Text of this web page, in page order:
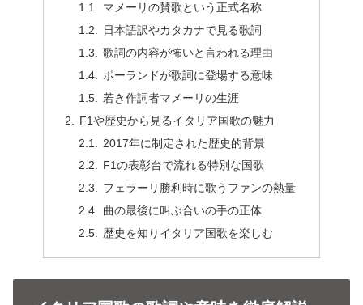
マメーリの賛歌という正式名称
日本語訳やカタカナで見る歌詞
歌詞の内容が怖いと言われる理由
ポーランドが歌詞に登場する意味
若き作詞者マメーリの生涯
F1や歴史から見るイタリア国歌の魅力
2017年に制定された歴史的背景
F1の表彰台で流れる特別な国歌
フェラーリ勝利時に歌うファンの熱量
曲の最後に叫ぶ合いの手の正体
歴史を知りイタリア国歌を楽しむ